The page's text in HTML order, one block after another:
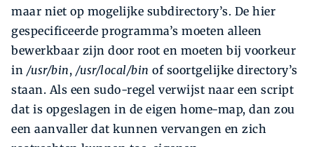
maar niet op mogelijke subdirectory’s. De hier
gespecificeerde programma’s moeten alleen
bewerkbaar zijn door root en moeten bij voorkeur
in /usr/bin, /usr/local/bin of soortgelijke directory’s
staan. Als een sudo-regel verwijst naar een script
dat is opgeslagen in de eigen home-map, dan zou
een aanvaller dat kunnen vervangen en zich